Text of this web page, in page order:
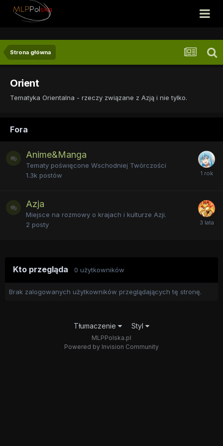
Strona główna
Orient
Tematyka Orientalna - rzeczy związane z Azją i nie tylko.
Fora
Anime&Manga
Tematy poświęcone Wschodniej Twórczości
1.3k postów
Azja
Miejsce na rozmowy o krajach i kulturze Azji.
2 posty
Kto przegląda 0 użytkowników
Brak zalogowanych użytkowników przeglądających tę stronę.
Tłumaczenie Styl
MLPPolska.pl
Powered by Invision Community